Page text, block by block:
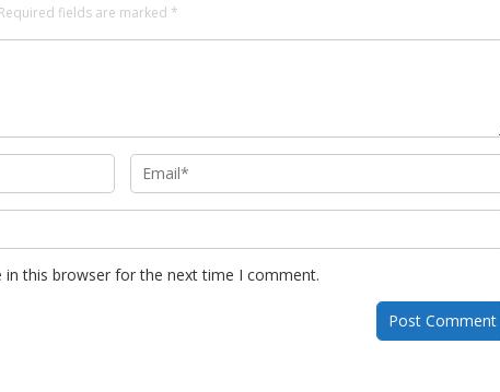
Required fields are marked *
in this browser for the next time I comment.